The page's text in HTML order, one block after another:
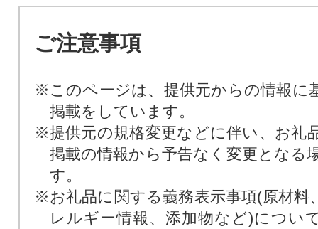
ご注意事項
※このページは、提供元からの情報に
掲載をしています。
※提供元の規格変更などに伴い、お礼
掲載の情報から予告なく変更となる
す。
※お礼品に関する義務表示事項(原材料
レルギー情報、添加物など)につい